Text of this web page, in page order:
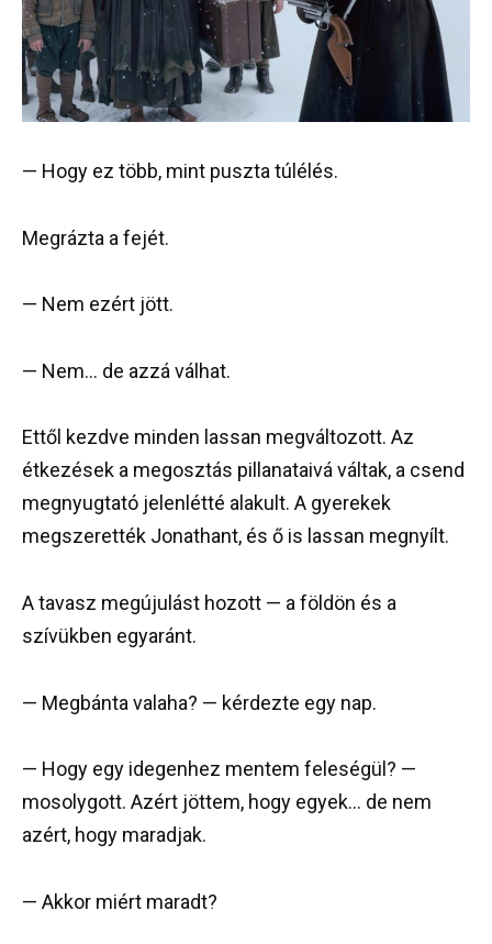
— Hogy ez több, mint puszta túlélés.
Megrázta a fejét.
— Nem ezért jött.
— Nem… de azzá válhat.
Ettől kezdve minden lassan megváltozott. Az
étkezések a megosztás pillanataivá váltak, a csend
megnyugtató jelenlétté alakult. A gyerekek
megszerették Jonathant, és ő is lassan megnyílt.
A tavasz megújulást hozott — a földön és a
szívükben egyaránt.
— Megbánta valaha? — kérdezte egy nap.
— Hogy egy idegenhez mentem feleségül? —
mosolygott. Azért jöttem, hogy egyek… de nem
azért, hogy maradjak.
— Akkor miért maradt?